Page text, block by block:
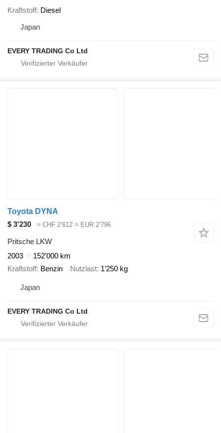
Kraftstoff Diesel
Japan
EVERY TRADING Co Ltd
Toyota DYNA
$ 3’230
≈ CHF 2’612 ≈ EUR 2’796
Pritsche LKW
2003
152’000 km
Kraftstoff Benzin Nutzlast 1’250 kg
Japan
EVERY TRADING Co Ltd